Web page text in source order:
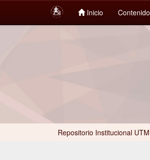
Inicio Contenido
Repositorio Institucional UTM